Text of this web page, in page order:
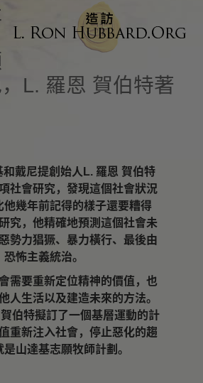
L. 羅恩 賀伯特著
和戴尼提創始人L. 羅恩 賀伯特
社會研究，發現這個社會狀況
他幾年前記得的樣子還要糟得
究，他精確地預測這個社會未
勢力猖獗、暴力橫行、最後由
恐怖主義統治。
需要重新定位精神的價值，也
人生活以及建造未來的方法。
伯特擬訂了一個基層運動的計
重新注入社會，停止惡化的趨
山達基志願牧師計劃。